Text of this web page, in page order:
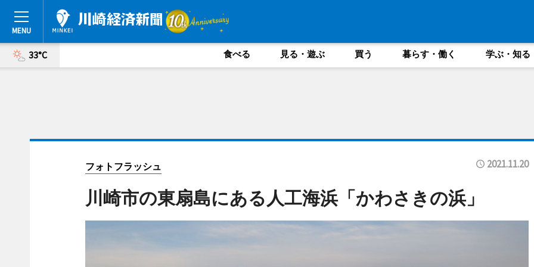
33°C 食べる 見る・遊ぶ 買う 暮らす・働く 学ぶ・知る
フォトフラッシュ 2021.11.20
川崎市の東扇島にある人工海浜「かわさきの浜」